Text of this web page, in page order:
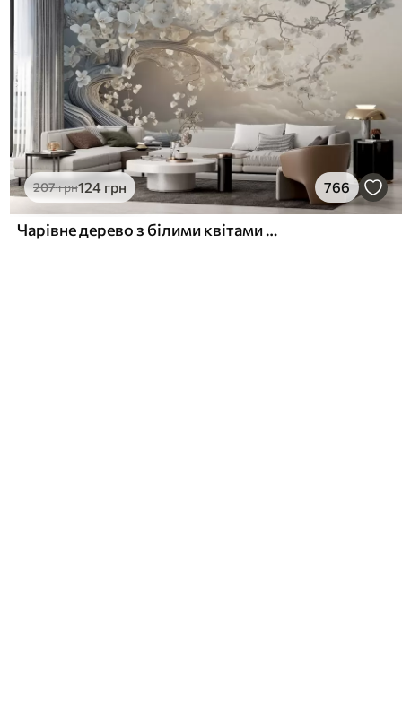
207грн124 грн 766
Чарівне дерево з білими квітами на тлі хмар в цікавому стилі в ніжних теплих тонах